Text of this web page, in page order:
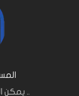
.. يمكن